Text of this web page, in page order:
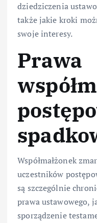
dziedziczenia
także jakie kroki
swoje interesy.
Prawa
Współmałżonek
uczestników
są szczególnie
prawa ustawowego,
sporządzenie